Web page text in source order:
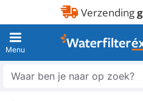
Verzending
Waar